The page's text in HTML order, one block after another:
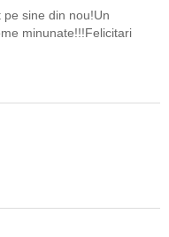
sine din nou!Un
minunate!!!Felicitari